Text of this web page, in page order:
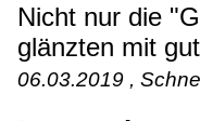
Nicht nur die
glänzten mit
06.03.2019 ,